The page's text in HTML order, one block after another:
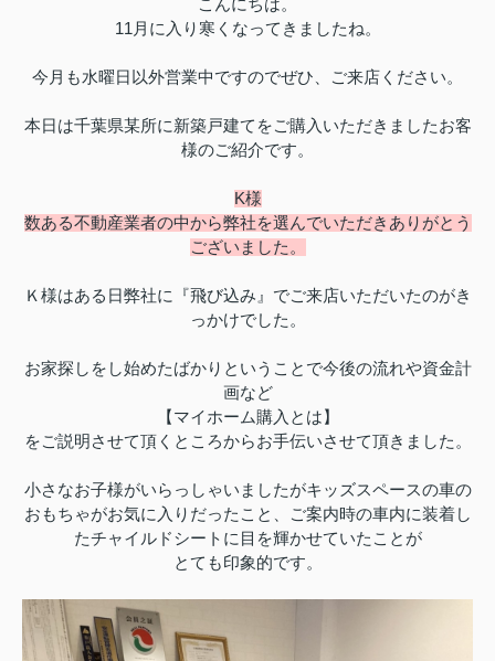
こんにちは。
11月に入り寒くなってきましたね。
今月も水曜日以外営業中ですのでぜひ、ご来店ください。
本日は千葉県某所に新築戸建てをご購入いただきましたお客
様のご紹介です。
K様
数ある不動産業者の中から弊社を選んでいただき ありがとう
ございました。
Ｋ様はある日弊社に『飛び込み』でご来店いただいたのがき
っかけでした。
お家探しをし始めたばかりということで今後の流れや資金計
画など
【マイホーム購入とは】
をご説明させて頂くところからお手伝いさせて頂きました。
小さなお子様がいらっしゃいましたがキッズスペースの車の
おもちゃがお気に入りだったこと、ご案内時の車内に装着し
たチャイルドシートに目を輝かせていたことが
とても印象的です。